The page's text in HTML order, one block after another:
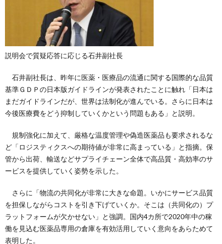
説明会で質疑応答に応じる石井副社長
石井副社長は、昨年に医薬・医療品の流通に関する国際的な品質
基準ＧＤＰの日本版ガイドラインが発表されたことに触れ「日本は
まだガイドラインだが、世界は法制化が進んでいる。さらに日本は
今後医療費をどう抑制していくかという問題もある」と説明。
規制強化に加えて、厳格な温度管理や偽造医薬品も要求されるな
ど「ロジスティクスへの期待値が非常に高まっている」と指摘。保
管から出荷、輸送などサプライチェーン全体で高品質・高効率のサ
ービスを提供していく姿勢を示した。
さらに「物流の共同化が非常に大きな命題。いかにサービス品質
を担保しながらコストを引き下げていくか。そこは（共同化の）プ
ラットフォームが欠かせない」と強調。国内4カ所で2020年中の稼
働を見込む医薬品専用の倉庫を有効活用していく意向をあらためて
表明した。